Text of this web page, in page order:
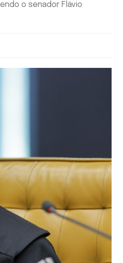
o senador Flávio